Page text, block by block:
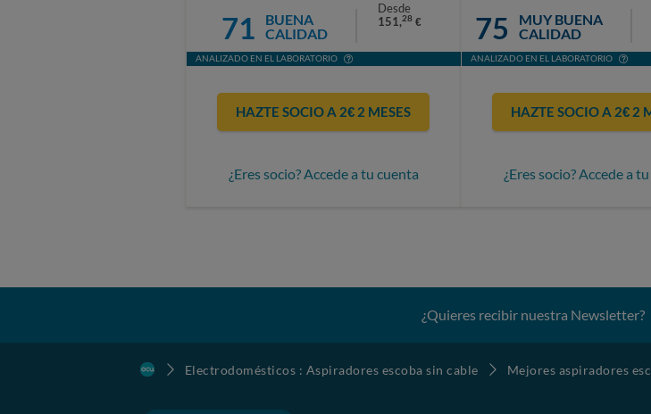
71
BUENA
CALIDAD
Desde
151,28 €
ANALIZADO EN EL LABORATORIO
HAZTE SOCIO A 2€ 2 MESES
¿Eres socio? Accede a tu cuenta
75
MUY BUENA
CALIDAD
ANALIZADO EN EL LABORATORIO
HAZTE SOCIO A 2€ 2
¿Eres socio? Accede a
¿Quieres recibir nuestra Newsletter?
Electrodomésticos : Aspiradores escoba sin cable Mejores aspiradores